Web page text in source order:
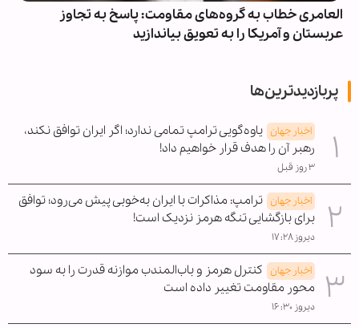
العامری خطاب به گروه‌های مقاومت: پاسخ به تجاوز
عربستان و آمریکا را به تعویق بیاندازید
پربازدیدترین‌ها
اخبار جهان یاوه‌گویی ترامپ تمامی ندارد؛ اگر ایران توافق نکند،
رهبر آن را هدف قرار خواهیم داد!
۳ روز قبل
اخبار جهان ترامپ: مذاکرات با ایران به‌خوبی پیش می‌رود؛ توافق
برای بازگشایی تنگه هرمز نزدیک است!
دیروز ۱۷:۲۸
اخبار جهان کنترل هرمز و باب‌المندب موازنه قدرت را به سود
محور مقاومت تغییر داده است
دیروز ۱۶:۳۰